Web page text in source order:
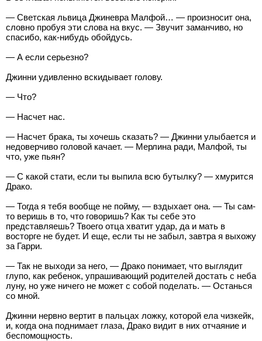
— Светская львица Джиневра Малфой… — произносит она,
словно пробуя эти слова на вкус. — Звучит заманчиво, но
спасибо, как-нибудь обойдусь.
— А если серьезно?
Джинни удивленно вскидывает голову.
— Что?
— Насчет нас.
— Насчет брака, ты хочешь сказать? — Джинни улыбается и
недоверчиво головой качает. — Мерлина ради, Малфой, ты
что, уже пьян?
— С какой стати, если ты выпила всю бутылку? — хмурится
Драко.
— Тогда я тебя вообще не пойму, — вздыхает она. — Ты сам-
то веришь в то, что говоришь? Как ты себе это
представляешь? Твоего отца хватит удар, да и мать в
восторге не будет. И еще, если ты не забыл, завтра я выхожу
за Гарри.
— Так не выходи за него, — Драко понимает, что выглядит
глупо, как ребенок, упрашивающий родителей достать с неба
луну, но уже ничего не может с собой поделать. — Останься
со мной.
Джинни нервно вертит в пальцах ложку, которой ела чизкейк,
и, когда она поднимает глаза, Драко видит в них отчаяние и
беспомощность.